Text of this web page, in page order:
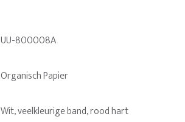
UU-800008A
Organisch Papier
Wit, veelkleurige band, rood hart